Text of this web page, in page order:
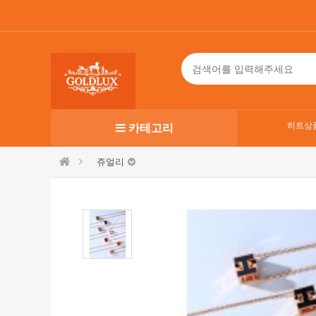
카테고리 히트상
쥬얼리